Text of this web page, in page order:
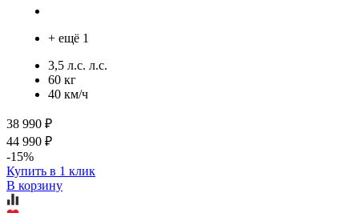
+ ещё 1
3,5 л.с. л.с.
60 кг
40 км/ч
38 990 ₽
44 990 ₽
-15%
Купить в 1 клик
В корзину